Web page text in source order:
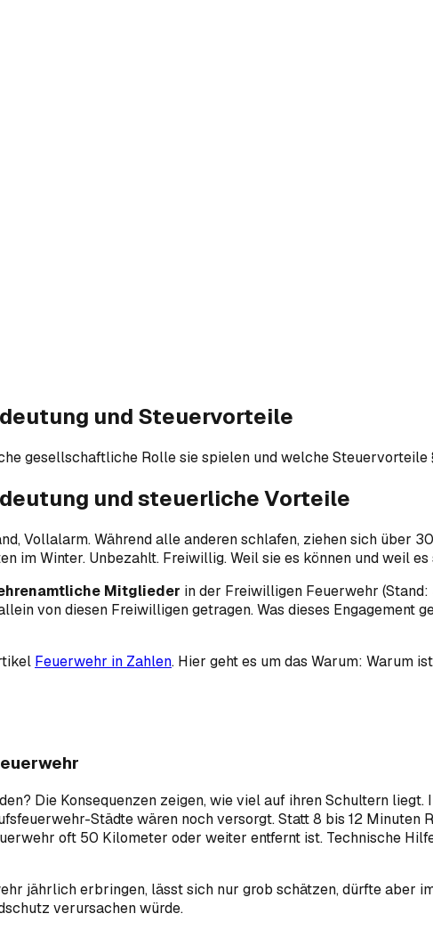
und Steuervorteile
gesellschaftliche Rolle sie spielen und welche Steuervorteile
und steuerliche Vorteile
Vollalarm. Während alle anderen schlafen, ziehen sich über
im Winter. Unbezahlt. Freiwillig. Weil sie es können und weil
Mitglieder in der Freiwilligen Feuerwehr (Stand:
von diesen Freiwilligen getragen. Was dieses Engagement
Feuerwehr in Zahlen. Hier geht es um das Warum: Warum
Die Konsequenzen zeigen, wie viel auf ihren Schultern
Städte wären noch versorgt. Statt 8 bis 12 Minuten
oft 50 Kilometer oder weiter entfernt ist. Technische
jährlich erbringen, lässt sich nur grob schätzen, dürfte aber
verursachen würde.